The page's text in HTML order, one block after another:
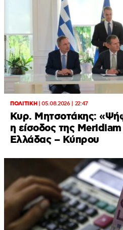
ΠΟΛΙΤΙΚΗ|05.08.2026 | 22:47
Κυρ. Μητσοτάκης:
η είσοδος της
Ελλάδας – Κύπρου